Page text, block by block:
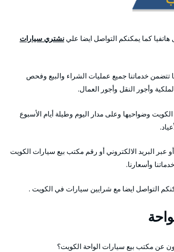
كما يمكنكم التواصل ايضا علينشتري سيارات
تتضمن خدماتنا جميع عمليات الشراء والبيع وفحص
وأجور النقل وأجور العمال.
وضواحيها وعلى مدار اليوم وطيلة أيام الأسبوع
عبر البريد الالكتروني أو رقم مكتب بيع سيارات الكويت
وأسعارنا.
التواصل ايضا مع شرايين سيارات في الكويت .
عن مكتب بيع سيارات الواحة الكويت؟